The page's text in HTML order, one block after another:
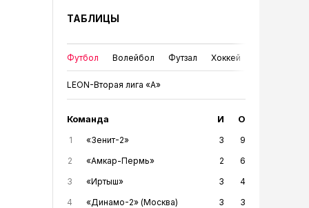
ТАБЛИЦЫ
Футбол Волейбол Футзал Хоккей
LEON-Вторая лига «А»
Команда И О
1 «Зенит-2» 3
9
2
«Амкар-Пермь» 2
6
3
«Иртыш» 3
4
4
«Динамо-2» (Москва) 3
3